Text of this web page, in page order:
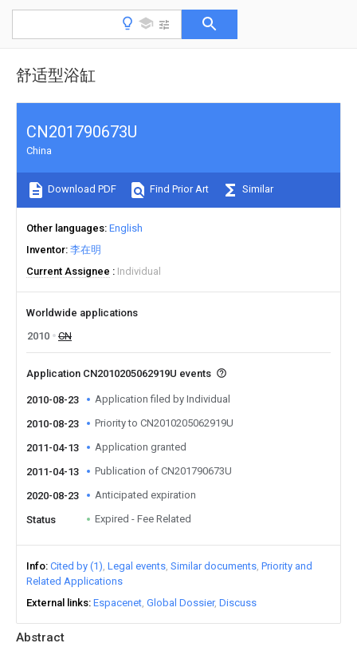
舒适型浴缸
Abstract
CN201790673U
China
Download PDF Find Prior Art Similar
Other languages English
Inventor 李在明
Current Assignee
Individual
Worldwide applications
2010
CN
Application CN2010205062919U events
2010-08-23 Application filed by Individual
2010-08-23 Priority to CN2010205062919U
2011-04-13 Application granted
2011-04-13 Publication of CN201790673U
2020-08-23 Anticipated expiration
Status Expired - Fee Related
Info Cited by (1) Legal events Similar documents Priority and
Related Applications
External links Espacenet Global Dossier Discuss